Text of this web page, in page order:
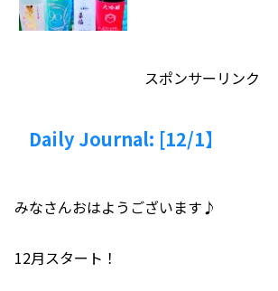
スポンサーリンク
Daily Journal: [12/1】
みなさんおはようございます♪
12月スタート！